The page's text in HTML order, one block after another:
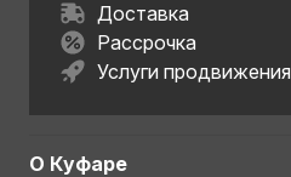
Доставка
Рассрочка
Услуги продвижения
О Куфаре